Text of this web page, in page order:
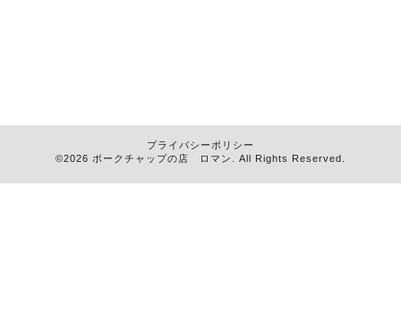
プライバシーポリシー
©2026 ポークチャップの店 ロマン . All Rights Reserved.